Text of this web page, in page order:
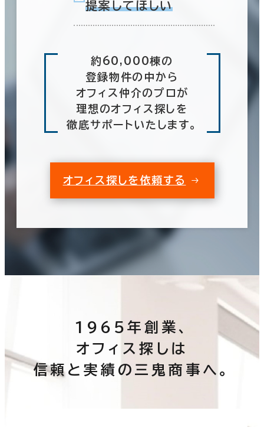
提案してほしい
約60,000棟の
登録物件の中から
オフィス仲介のプロが
理想のオフィス探しを
徹底サポートいたします。
オフィス探しを依頼する
1965年創業、
オフィス探しは
信頼と実績の三鬼商事へ。